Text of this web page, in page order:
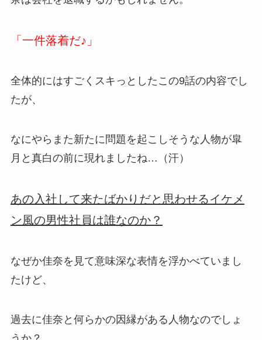
「一件落着だ♪」
全体的にはすごくスキっとしたこの9話の内容でし
たが、
なにやらまた新たに問題を起こしそうな人物が皐
月と真白の前に現れましたね…（汗）
あの入社して来たばかりだと思わせるイケメ
ン風の男性社員は誰なのか？
なぜか佳奈を見て意味深な表情を浮かべていまし
たけど、
過去に佳奈と何らかの因縁がある人物なのでしょ